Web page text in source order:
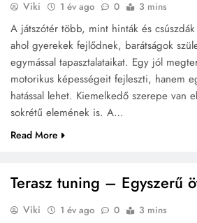
Viki 1 év ago 0 3 mins
A játszótér több, mint hinták és
ahol gyerekek fejlődnek, barátságok
egymással tapasztalataikat. Egy jól
motorikus képességeit fejleszti, hanem
hatással lehet. Kiemelkedő szerepe
sokrétű elemének is. A…
Read More
Terasz tuning – Egyszerű
Viki 1 év ago 0 3 mins